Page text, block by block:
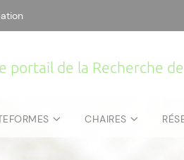
portail de la Recherche
CHAIRES